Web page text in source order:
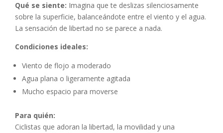
Qué se siente: Imagina que te deslizas silenciosamente
sobre la superficie, balanceándote entre el viento y el agua.
La sensación de libertad no se parece a nada.
Condiciones ideales:
Viento de flojo a moderado
Agua plana o ligeramente agitada
Mucho espacio para moverse
Para quién:
Ciclistas que adoran la libertad, la movilidad y una